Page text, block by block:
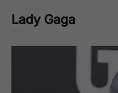
Lady Gaga